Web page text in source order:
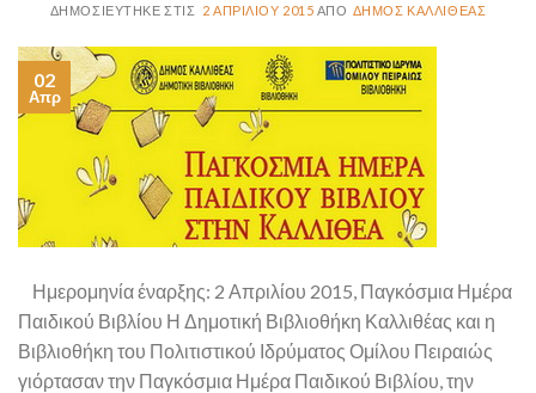
2 ΑΠΡΙΛΊΟΥ 2015 ΔΉΜΟΣ ΚΑΛΛΙΘΈΑΣ
02
Απρ
Ημερομηνία έναρξης: 2 Απριλίου 2015, Παγκόσμια Ημέρα
Παιδικού Βιβλίου Η Δημοτική Βιβλιοθήκη Καλλιθέας και η
Βιβλιοθήκη του Πολιτιστικού Ιδρύματος Ομίλου Πειραιώς
γιόρτασαν την Παγκόσμια Ημέρα Παιδικού Βιβλίου, την